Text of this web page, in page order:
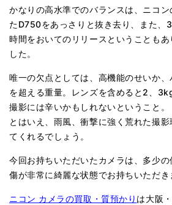
かなりの高水準でのバランスは、ニコ
たD750をあっさりと抜き去り、また、
時間をおいてのリリースということもあ
した。
唯一の欠点としては、高機能のせいか
を超える重量。レンズを含めると2、
撮影には辛いかもしれないということ。
とはいえ、雨風、衝撃に強く荒れた撮
てくれるでしょう。
今回お持ちいただいたカメラは、多少の
傷が非常に綺麗な状態でお持ちいただき
ニコン カメラの買取・質預かり は大阪